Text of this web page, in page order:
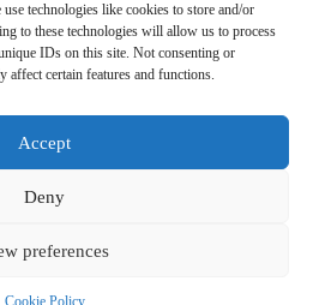
technologies like cookies to store and/or
to these technologies will allow us to process
IDs on this site. Not consenting or
affect certain features and functions.
Accept
Deny
preferences
Cookie Policyveikals · NikaSport.eu · SIA